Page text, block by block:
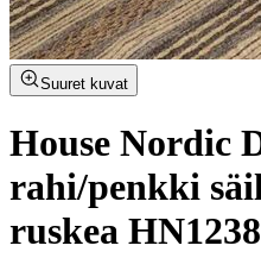
Suuret kuvat
House Nordic
rahi/penkki
ruskea HN1238